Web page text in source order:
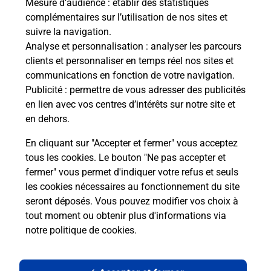
Mesure d’audience : établir des statistiques
complémentaires sur l’utilisation de nos sites et
suivre la navigation.
Analyse et personnalisation : analyser les parcours
clients et personnaliser en temps réel nos sites et
communications en fonction de votre navigation.
Publicité : permettre de vous adresser des publicités
en lien avec vos centres d’intérêts sur notre site et
en dehors.
En cliquant sur "Accepter et fermer" vous acceptez
tous les cookies. Le bouton "Ne pas accepter et
fermer" vous permet d'indiquer votre refus et seuls
les cookies nécessaires au fonctionnement du site
seront déposés. Vous pouvez modifier vos choix à
tout moment ou obtenir plus d'informations via
notre politique de cookies.
Boîte aux lettres La Poste
Prochaine collecte du courrierlundià 09h30
Place De L Eglise
12330 Valady
Le lien s'ouvre dans un nouvel onglet
Localiser Liste Boîtes aux lettres Aveyron Valady